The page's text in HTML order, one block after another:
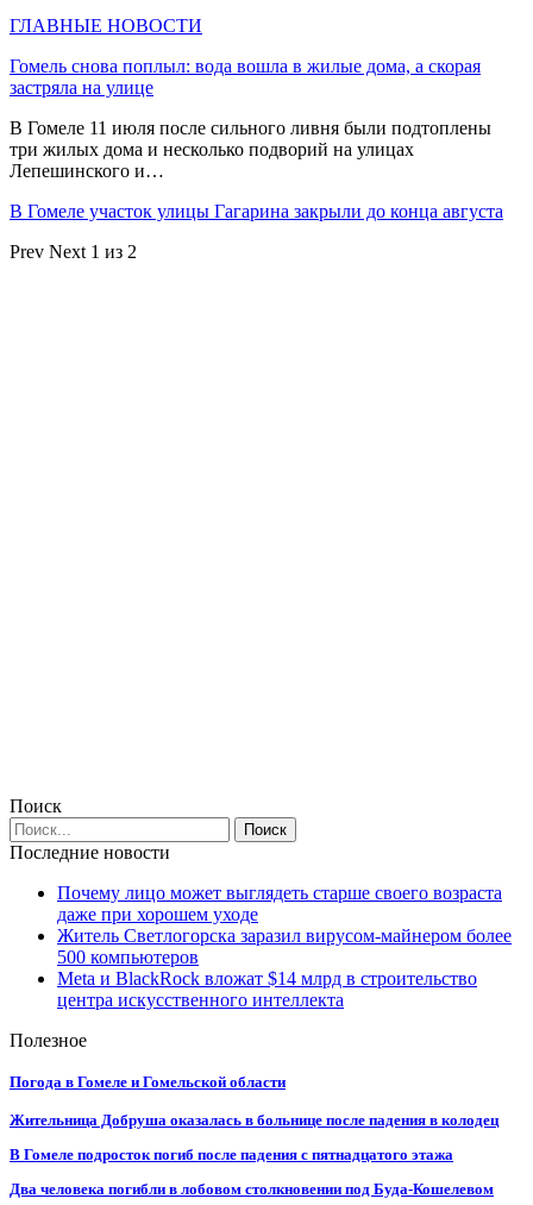
ГЛАВНЫЕ НОВОСТИ
Гомель снова поплыл: вода вошла в жилые дома, а скорая
застряла на улице
В Гомеле 11 июля после сильного ливня были подтоплены
три жилых дома и несколько подворий на улицах
Лепешинского и…
В Гомеле участок улицы Гагарина закрыли до конца августа
Prev Next 1 из 2
Поиск
Последние новости
Почему лицо может выглядеть старше своего возраста
даже при хорошем уходе
Житель Светлогорска заразил вирусом-майнером более
500 компьютеров
Meta и BlackRock вложат $14 млрд в строительство
центра искусственного интеллекта
Полезное
Погода в Гомеле и Гомельской области
Жительница Добруша оказалась в больнице после падения в колодец
В Гомеле подросток погиб после падения с пятнадцатого этажа
Два человека погибли в лобовом столкновении под Буда-Кошелевом